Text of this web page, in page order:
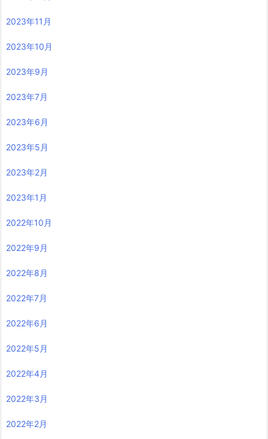
2023年11月
2023年10月
2023年9月
2023年7月
2023年6月
2023年5月
2023年2月
2023年1月
2022年10月
2022年9月
2022年8月
2022年7月
2022年6月
2022年5月
2022年4月
2022年3月
2022年2月